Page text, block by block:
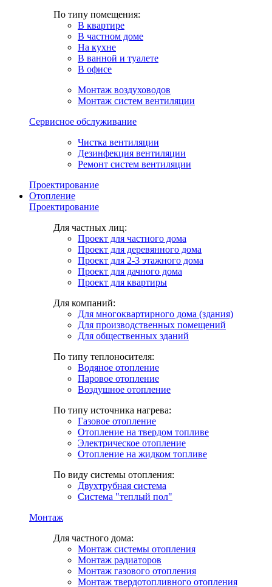
По типу помещения:
В квартире
В частном доме
На кухне
В ванной и туалете
В офисе
Монтаж воздуховодов
Монтаж систем вентиляции
Сервисное обслуживание
Чистка вентиляции
Дезинфекция вентиляции
Ремонт систем вентиляции
Проектирование
Отопление
Проектирование
Для частных лиц:
Проект для частного дома
Проект для деревянного дома
Проект для 2-3 этажного дома
Проект для дачного дома
Проект для квартиры
Для компаний:
Для многоквартирного дома (здания)
Для производственных помещений
Для общественных зданий
По типу теплоносителя:
Водяное отопление
Паровое отопление
Воздушное отопление
По типу источника нагрева:
Газовое отопление
Отопление на твердом топливе
Электрическое отопление
Отопление на жидком топливе
По виду системы отопления:
Двухтрубная система
Система "теплый пол"
Монтаж
Для частного дома:
Монтаж системы отопления
Монтаж радиаторов
Монтаж газового отопления
Монтаж твердотопливного отопления